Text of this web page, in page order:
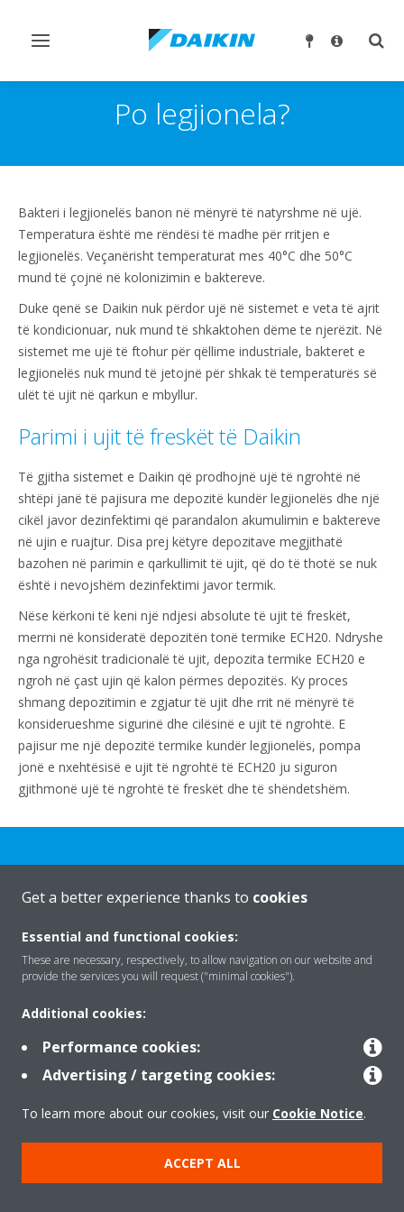
Ndrysho
Po legjionela?
Bakteri i legjionelës banon në mënyrë të natyrshme në ujë.
Temperatura është me rëndësi të madhe për rritjen e
legjionelës. Veçanërisht temperaturat mes 40°C dhe 50°C
mund të çojnë në kolonizimin e baktereve.
Duke qenë se Daikin nuk përdor ujë në sistemet e veta të ajrit
të kondicionuar, nuk mund të shkaktohen dëme te njerëzit. Në
sistemet me ujë të ftohur për qëllime industriale, bakteret e
legjionelës nuk mund të jetojnë për shkak të temperaturës së
ulët të ujit në qarkun e mbyllur.
Parimi i ujit të freskët të Daikin
Të gjitha sistemet e Daikin që prodhojnë ujë të ngrohtë në
shtëpi janë të pajisura me depozitë kundër legjionelës dhe një
cikël javor dezinfektimi që parandalon akumulimin e baktereve
në ujin e ruajtur. Disa prej këtyre depozitave megjithatë
bazohen në parimin e qarkullimit të ujit, që do të thotë se nuk
është i nevojshëm dezinfektimi javor termik.
Nëse kërkoni të keni një ndjesi absolute të ujit të freskët,
merrni në konsideratë depozitën tonë termike ECH20. Ndryshe
nga ngrohësit tradicionalë të ujit, depozita termike ECH20 e
ngroh në çast ujin që kalon përmes depozitës. Ky proces
shmang depozitimin e zgjatur të ujit dhe rrit në mënyrë të
konsiderueshme sigurinë dhe cilësinë e ujit të ngrohtë. E
pajisur me një depozitë termike kundër legjionelës, pompa
jonë e nxehtësisë e ujit të ngrohtë të ECH20 ju siguron
gjithmonë ujë të ngrohtë të freskët dhe të shëndetshëm.
Rreth nesh
Zgjidhje
Kontakti
Produktet
Get a better experience thanks to cookies
Essential and functional cookies:
These are necessary, respectively, to allow navigation on our website and
provide the services you will request ("minimal cookies").
Additional cookies:
Performance cookies:
Advertising / targeting cookies:
To learn more about our cookies, visit our Cookie Notice.
ACCEPT ALL